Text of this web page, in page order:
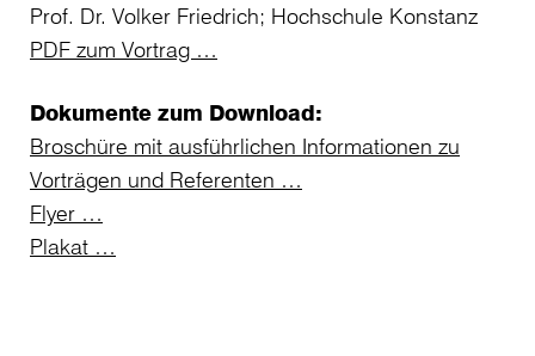
Prof. Dr. Volker Friedrich; Hochschule Konstanz
PDF zum Vortrag …
Dokumente zum Download:
Broschüre mit ausführlichen Informationen zu
Vorträgen und Referenten …
Flyer …
Plakat …